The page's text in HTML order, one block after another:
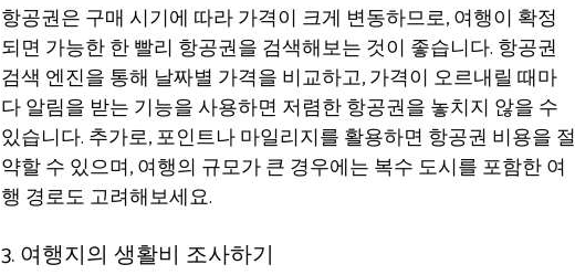
항공권은 구매 시기에 따라 가격이 크게 변동하므로, 여행이 확정
되면 가능한 한 빨리 항공권을 검색해보는 것이 좋습니다. 항공권
검색 엔진을 통해 날짜별 가격을 비교하고, 가격이 오르내릴 때마
다 알림을 받는 기능을 사용하면 저렴한 항공권을 놓치지 않을 수
있습니다. 추가로, 포인트나 마일리지를 활용하면 항공권 비용을 절
약할 수 있으며, 여행의 규모가 큰 경우에는 복수 도시를 포함한 여
행 경로도 고려해보세요.
3. 여행지의 생활비 조사하기